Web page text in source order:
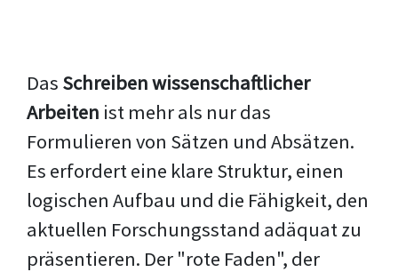
Das Schreiben wissenschaftlicher
Arbeiten ist mehr als nur das
Formulieren von Sätzen und Absätzen.
Es erfordert eine klare Struktur, einen
logischen Aufbau und die Fähigkeit, den
aktuellen Forschungsstand adäquat zu
präsentieren. Der "rote Faden", der